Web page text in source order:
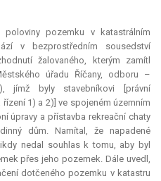
pozemku v katastrálním
v bezprostředním sousedství
žalovaného, kterým zamítl
úřadu Říčany, odboru –
jímž byly stavebníkovi [právní
1) a 2)] ve spojeném územním
úpravy a přístavba rekreační chaty
dům. Namítal, že napadené
nedal souhlas k tomu, aby byl
přes jeho pozemek. Dále uvedl,
dotčeného pozemku v katastru